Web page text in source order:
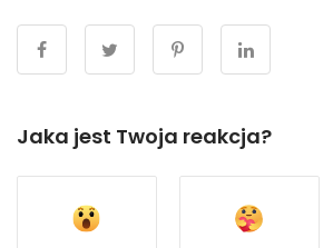
Jaka jest Twoja reakcja?